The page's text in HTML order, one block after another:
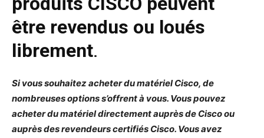
être revendus ou loués
librement.
Si vous souhaitez acheter du matériel Cisco, de
nombreuses options s’offrent à vous. Vous pouvez
acheter du matériel directement auprès de Cisco ou
auprès des revendeurs certifiés Cisco. Vous avez